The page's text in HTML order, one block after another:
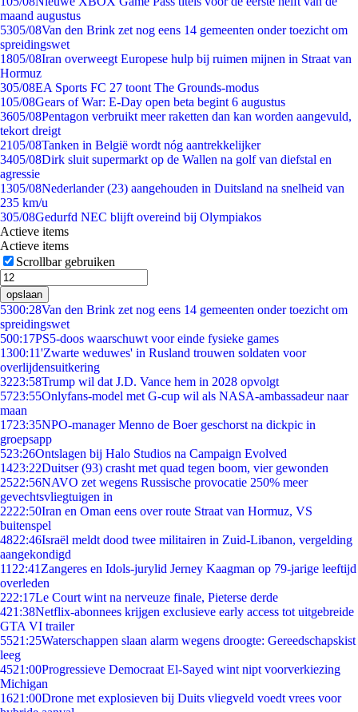
maand augustus
5305/08Van den Brink zet nog eens 14 gemeenten onder toezicht om
spreidingswet
1805/08Iran overweegt Europese hulp bij ruimen mijnen in Straat van
Hormuz
305/08EA Sports FC 27 toont The Grounds-modus
105/08Gears of War: E-Day open beta begint 6 augustus
3605/08Pentagon verbruikt meer raketten dan kan worden aangevuld,
tekort dreigt
2105/08Tanken in België wordt nóg aantrekkelijker
3405/08Dirk sluit supermarkt op de Wallen na golf van diefstal en
agressie
1305/08Nederlander (23) aangehouden in Duitsland na snelheid van
235 km/u
305/08Gedurfd NEC blijft overeind bij Olympiakos
Actieve items
Actieve items
Scrollbar gebruiken
opslaan
5300:28Van den Brink zet nog eens 14 gemeenten onder toezicht om
spreidingswet
500:17PS5-doos waarschuwt voor einde fysieke games
1300:11'Zwarte weduwes' in Rusland trouwen soldaten voor
overlijdensuitkering
3223:58Trump wil dat J.D. Vance hem in 2028 opvolgt
5723:55Onlyfans-model met G-cup wil als NASA-ambassadeur naar
maan
1723:35NPO-manager Menno de Boer geschorst na dickpic in
groepsapp
523:26Ontslagen bij Halo Studios na Campaign Evolved
1423:22Duitser (93) crasht met quad tegen boom, vier gewonden
2522:56NAVO zet wegens Russische provocatie 250% meer
gevechtsvliegtuigen in
2222:50Iran en Oman eens over route Straat van Hormuz, VS
buitenspel
4822:46Israël meldt dood twee militairen in Zuid-Libanon, vergelding
aangekondigd
11 22:41 Zangeres en Idols-jurylid Jerney Kaagman op 79-jarige leeftijd
overleden
222:17Le Court wint na nerveuze finale, Pieterse derde
421:38Netflix-abonnees krijgen exclusieve early access tot uitgebreide
GTA VI trailer
5521:25Waterschappen slaan alarm wegens droogte: Gereedschapskist
leeg
4521:00Progressieve Democraat El-Sayed wint nipt voorverkiezing
Michigan
1621:00Drone met explosieven bij Duits vliegveld voedt vrees voor